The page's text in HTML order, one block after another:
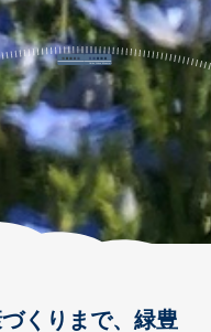
くりまで、緑豊